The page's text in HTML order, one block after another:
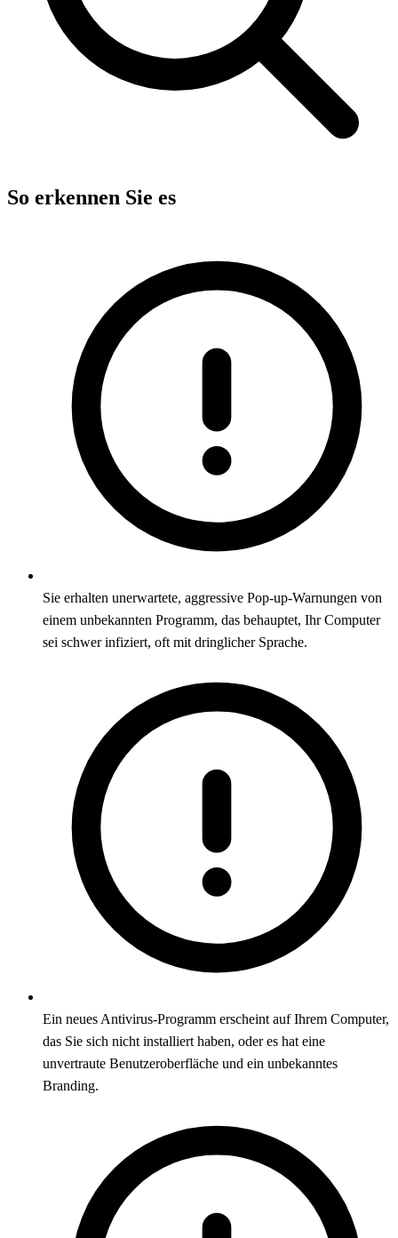
So erkennen Sie es
Sie erhalten unerwartete, aggressive Pop-up-Warnungen von
einem unbekannten Programm, das behauptet, Ihr Computer
sei schwer infiziert, oft mit dringlicher Sprache.
Ein neues Antivirus-Programm erscheint auf Ihrem Computer,
das Sie sich nicht installiert haben, oder es hat eine
unvertraute Benutzeroberfläche und ein unbekanntes
Branding.